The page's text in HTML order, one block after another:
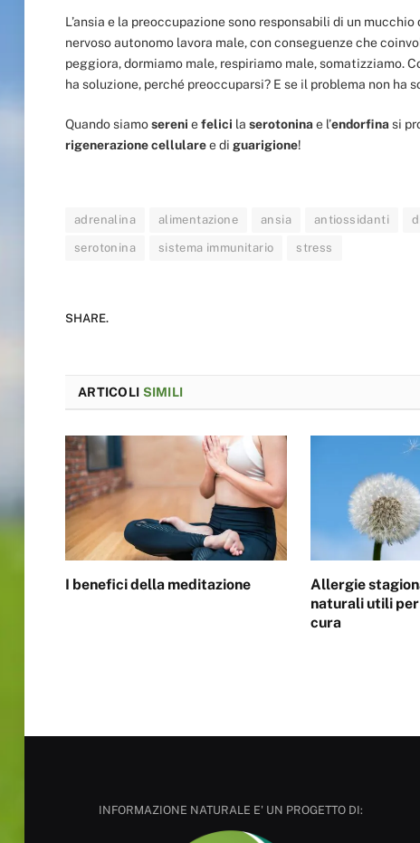
L’ansia e la preoccupazione sono responsabili di un
nervoso autonomo lavora male, con conseguenze che
peggiora, dormiamo male, respiriamo male, somatizziamo.
ha soluzione, perché preoccuparsi? E se il problema non ha
Quando siamosereni efelici la serotonina e l’endorfina si
rigenerazione cellularee di guarigione!
adrenalina alimentazione ansia antiossidanti
serotonina sistema immunitario stress
SHARE.
ARTICOLI SIMILI
I benefici della meditazione
Allergie
naturali utili per
cura
INFORMAZIONE NATURALE E' UN PROGETTO DI: